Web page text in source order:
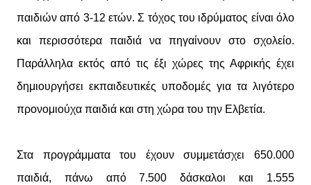
παιδιών από 3-12 ετών. Σ τόχος του ιδρύματος είναι όλο
και περισσότερα παιδιά να πηγαίνουν στο σχολείο.
Παράλληλα εκτός από τις έξι χώρες της Αφρικής έχει
δημιουργήσει εκπαιδευτικές υποδομές για τα λιγότερο
προνομιούχα παιδιά και στη χώρα του την Ελβετία.
Στα προγράμματα του έχουν συμμετάσχει 650.000
παιδιά, πάνω από 7.500 δάσκαλοι και 1.555